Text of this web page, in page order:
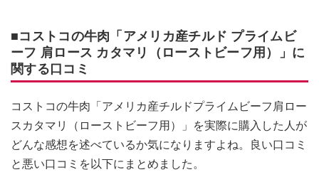
■コストコの牛肉「アメリカ産チルド プライムビ
ーフ 肩ロース カタマリ（ローストビーフ用）」に
関する口コミ
コストコの牛肉「アメリカ産チルドプライムビーフ肩ロー
スカタマリ（ローストビーフ用）」を実際に購入した人が
どんな感想を述べているか気になりますよね。良い口コミ
と悪い口コミを以下にまとめました。